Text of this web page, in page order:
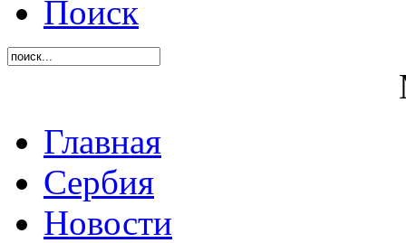
Поиск
Главная
Сербия
Новости